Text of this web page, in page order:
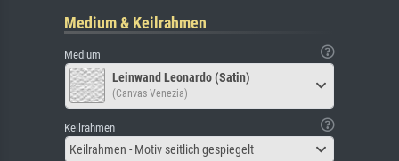
Medium & Keilrahmen
Medium
Leinwand Leonardo (Satin)
(Canvas Venezia)
Keilrahmen
Keilrahmen - Motiv seitlich gespiegelt